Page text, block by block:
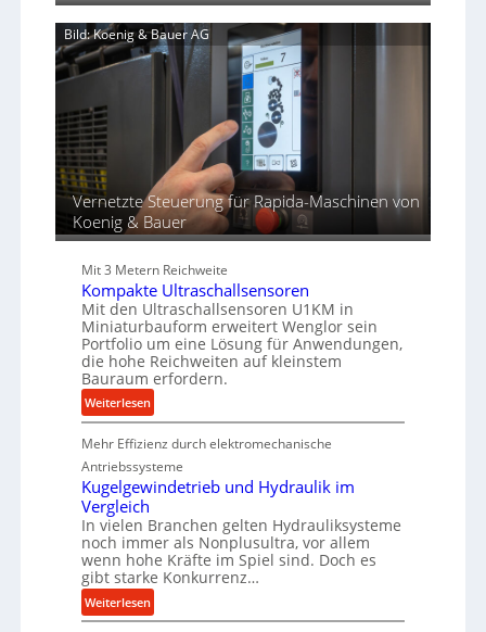
p
r
w
e
n
d
ü
r
i
e
P
r
o
d
u
k
t
n
i
n
d
e
n
M
n
d
Bild: Koenig & Bauer AG
Vernetzte Steuerung für Rapida-Maschinen von
Koenig & Bauer
Mit 3 Metern Reichweite
Kompakte Ultraschallsensoren
Mit den Ultraschallsensoren U1KM in
Miniaturbauform erweitert Wenglor sein
Portfolio um eine Lösung für Anwendungen,
die hohe Reichweiten auf kleinstem
Bauraum erfordern.
Weiterlesen:
K
o
m
p
k
t
e
U
l
Mehr Effizienz durch elektromechanische
Antriebssysteme
Kugelgewindetrieb und Hydraulik im
Vergleich
In vielen Branchen gelten Hydrauliksysteme
noch immer als Nonplusultra, vor allem
wenn hohe Kräfte im Spiel sind. Doch es
gibt starke Konkurrenz…
Weiterlesen:
K